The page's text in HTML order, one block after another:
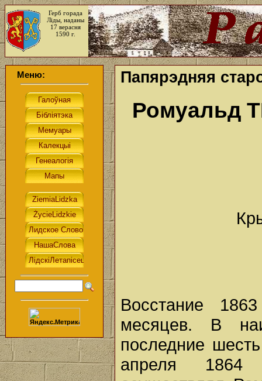
Герб горада
Ліды, наданы
17 верасня
1590 г.
Меню: Папярэдняя
Ромуальд
Восстание
месяцев. В
последние
апреля 1864